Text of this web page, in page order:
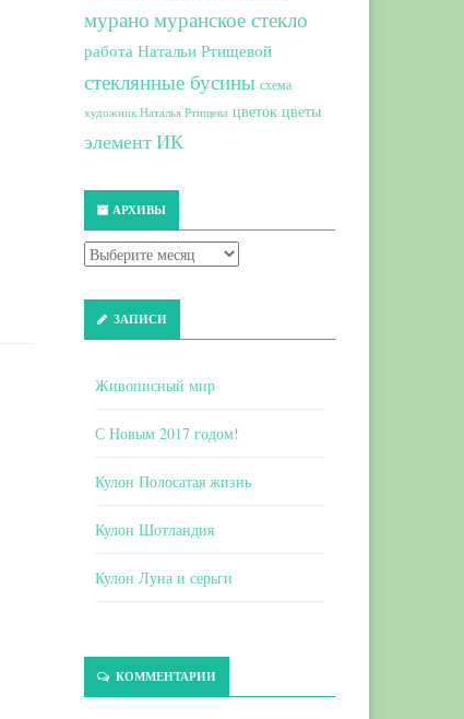
мурано муранское стекло
работа Натальи Ртищевой
стеклянные бусины схема
художник Наталья Ртищева цветок цветы
элемент ИК
АРХИВЫ
ЗАПИСИ
Живописный мир
С Новым 2017 годом!
Кулон Полосатая жизнь
Кулон Шотландия
Кулон Луна и серьги
КОММЕНТАРИИ